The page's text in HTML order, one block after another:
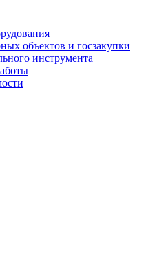
объектов и госзакупки
инструмента